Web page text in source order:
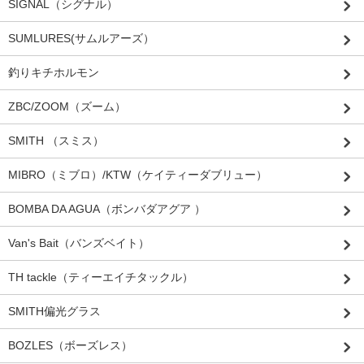
SIGNAL（シグナル）
SUMLURES(サムルアーズ）
釣りキチホルモン
ZBC/ZOOM（ズーム）
SMITH （スミス）
MIBRO（ミブロ）/KTW（ケイティーダブリュー）
BOMBA DA AGUA（ボンバダアグア ）
Van's Bait（バンズベイト）
TH tackle（ティーエイチタックル）
SMITH偏光グラス
BOZLES（ボーズレス）